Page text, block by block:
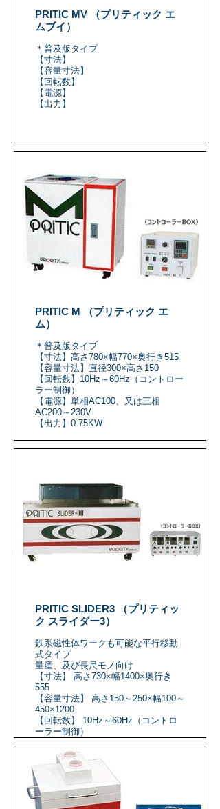
PRITIC MV （プリティック エ
ムブイ）
＊普及版タイプ
【寸法】
【容量寸法】
【回転数】
【電源】
【出力】
PRITIC M （プリティック エ
ム）
＊普及版タイプ
【寸法】高さ780×幅770×奥行き515
【容量寸法】直径300×高さ150
【回転数】10Hz～60Hz（コントロー
ラー制御）
【電源】単相AC100、又は三相
AC200～230V
【出力】0.75KW
PRITIC SLIDER3 （プリティッ
ク スライダー3）
鉄系磁性体ワークも可能な平行移動
式タイプ
量産、及び長尺モノ向け
【寸法】 高さ730×幅1400×奥行き
555
【容量寸法】 高さ150～250×幅100～
450×1200
【回転数】 10Hz～60Hz（コントロ
ーラー制御）
【出力】 2.5KW